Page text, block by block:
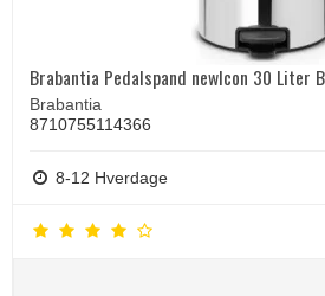
Brabantia Pedalspand newIcon 30 Liter
Brabantia
8710755114366
8-12 Hverdage